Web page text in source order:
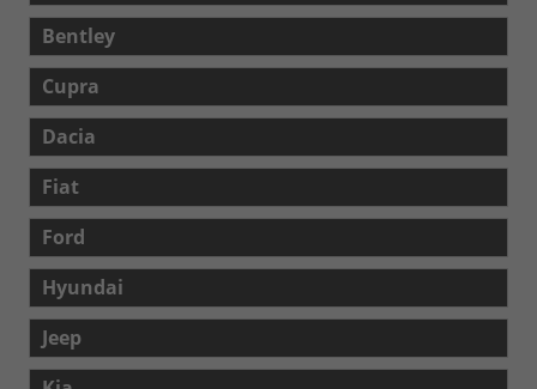
Bentley
Cupra
Dacia
Fiat
Ford
Hyundai
Jeep